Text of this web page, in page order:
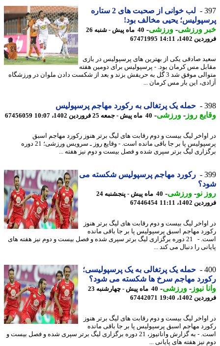
لب خوانی از صحبت های 2 ستاره
یحیی مخالف بود!
ورزشی-ورزشی-
40 ماه پیش - شنبه 26
1402، 14:11
67471995
صادقی یکی از بهترین های پرسپولیس در بازی
مس کرمان بود. - پرسپولیس برای دومین هفته
متوالی موفق شد 3 گل به حریفش بزند و بعد از شکست دادن ملوان در ورزشگاه
این بار مس کرمان ...
حمله یک پرتغالی به رکورد مهاجم پرسپولیس
روز -ورزشی-40 ماه پیش - جمعه 25 فروردین 1402، 10:07 67456059
لیگ بیست و دوم رقابت های لیگ برتر هنوز رکورد مهاجم اسبق
پرسپولیس پا بر جا باقی مانده است. - وقایع روز ـ سرویس ورزشی؛ 21 دوره
لیگ برتر سپری شده و فصل بیست و دوم نیز هفته ...
رکورد مهاجم پرسپولیس شکسته می
نو- ورزشی-
40 ماه پیش - پنجشنبه 24
1402، 11:11
67446454
لیگ بیست و دوم رقابت های لیگ برتر هنوز
مهاجم اسبق پرسپولیس پا بر جا باقی مانده
است. - 21 دوره برگزاری لیگ برتر سپری شده و فصل بیست و دوم نیز هفته های
را دنبال می کند ...
حمله یک پرتغالی به یک پرسپولیسی؛
مهاجم سرخ ها شکسته می شود؟
نیوز-ورزشی-
40 ماه پیش - چهارشنبه 23
1402، 19:40
67442071
لیگ بیست و دوم رقابت های لیگ برتر هنوز
مهاجم اسبق پرسپولیس پا بر جا باقی مانده
است. - به گزارش وانانیوز، 21 دوره برگزاری لیگ برتر سپری شده و فصل بیست و
نیز هفته های پایانی ...